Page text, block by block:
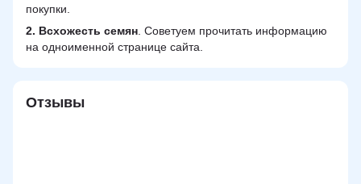
покупки.
2. Всхожесть семян . Советуем прочитать информацию
на одноименной странице сайта.
Отзывы